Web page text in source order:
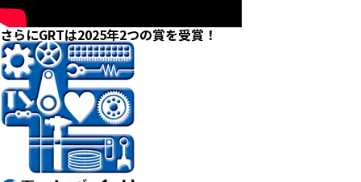
さらにGRTは2025年2つの賞を受賞！